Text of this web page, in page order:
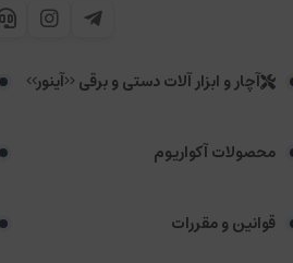
آچار و ابزار آلات دستی و برقی <<آینور>>
محصولات آکواریوم
قوانین و مقررات